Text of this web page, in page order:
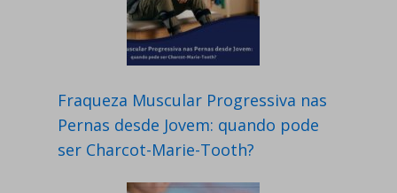
Fraqueza Muscular Progressiva nas
Pernas desde Jovem: quando pode
ser Charcot-Marie-Tooth?